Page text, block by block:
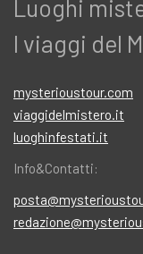
Luoghi
I viaggi del
mysterioustour.com
viaggidelmistero.it
luoghinfestati.it
Info&Contatti: